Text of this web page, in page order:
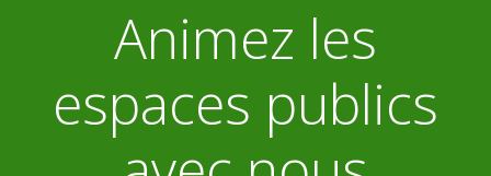
Animez les
espaces publics